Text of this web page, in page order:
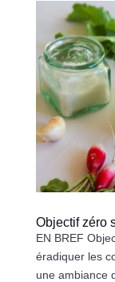
Objectif zéro
EN BREF
éradiquer les
une ambiance